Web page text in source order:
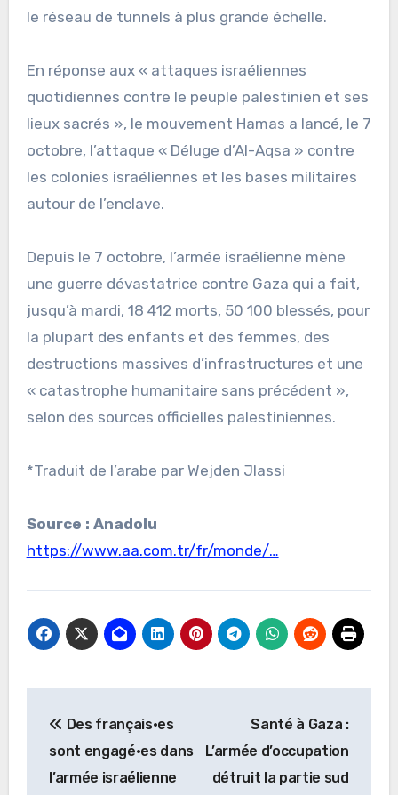
le réseau de tunnels à plus grande échelle.
En réponse aux « attaques israéliennes
quotidiennes contre le peuple palestinien et ses
lieux sacrés », le mouvement Hamas a lancé, le 7
octobre, l’attaque « Déluge d’Al-Aqsa » contre
les colonies israéliennes et les bases militaires
autour de l’enclave.
Depuis le 7 octobre, l’armée israélienne mène
une guerre dévastatrice contre Gaza qui a fait,
jusqu’à mardi, 18 412 morts, 50 100 blessés, pour
la plupart des enfants et des femmes, des
destructions massives d’infrastructures et une
« catastrophe humanitaire sans précédent »,
selon des sources officielles palestiniennes.
*Traduit de l’arabe par Wejden Jlassi
Source : Anadolu
https://www.aa.com.tr/fr/monde/…
de
l’article
Des français·es
sont engagé·es dans
l’armée israélienne
Santé à Gaza :
L’armée d’occupation
détruit la partie sud